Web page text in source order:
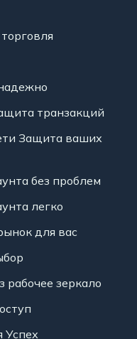
транзакций
Защита ваших
без проблем
легко
для вас
рабочее зеркало
Успех